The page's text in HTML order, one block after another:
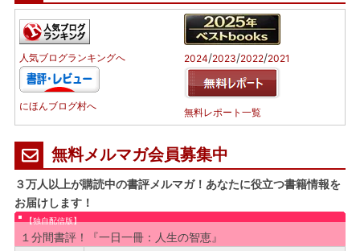
人気ブログランキングへ
にほんブログ村へ
2024/2023/2022/2021
無料レポート一覧
無料メルマガ会員募集中
３万人以上が購読中の書評メルマガ！あなたに役立つ書籍情報を
お届けします！
【独自配信版】
１分間書評！『一日一冊：人生の智恵』